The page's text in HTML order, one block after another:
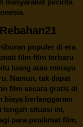
masyarakat pecinta
populer di era
film-film terbaru
luang atau merayu
Namun, tak dapat
film secara gratis di
biaya berlangganan
tengah situasi ini,
para penikmat film,